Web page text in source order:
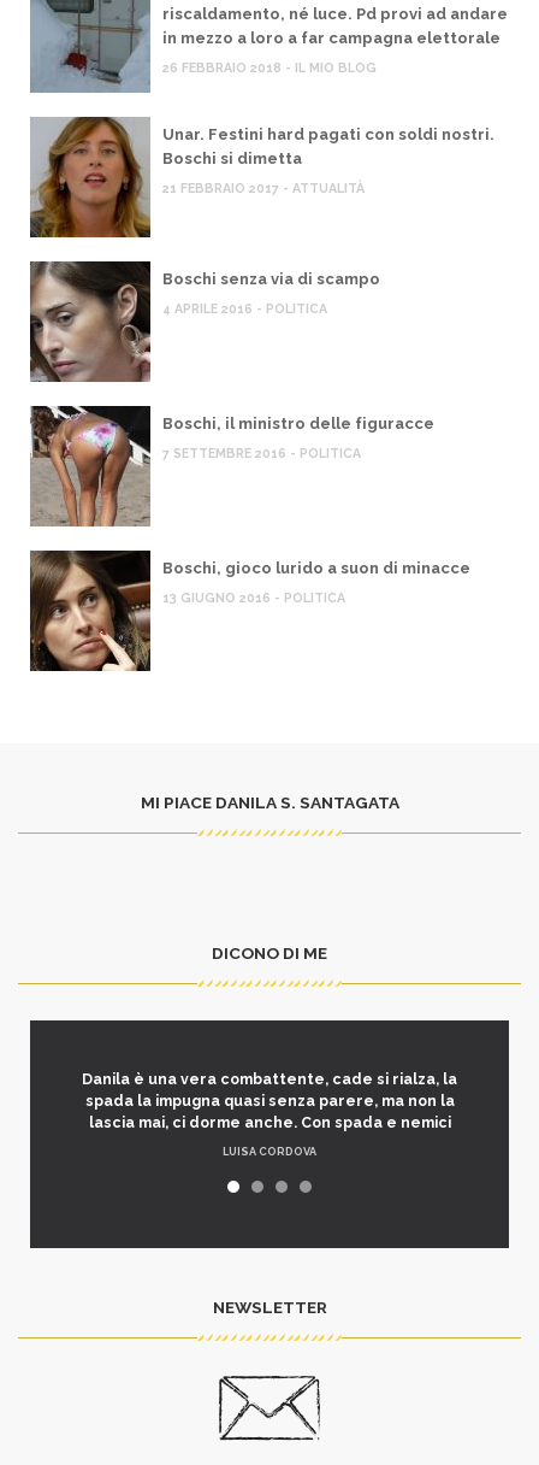
riscaldamento, né luce. Pd provi ad andare
in mezzo a loro a far campagna elettorale
26 FEBBRAIO 2018 - IL MIO BLOG
Unar. Festini hard pagati con soldi nostri.
Boschi si dimetta
21 FEBBRAIO 2017 - ATTUALITÀ
Boschi senza via di scampo
4 APRILE 2016 - POLITICA
Boschi, il ministro delle figuracce
7 SETTEMBRE 2016 - POLITICA
Boschi, gioco lurido a suon di minacce
13 GIUGNO 2016 - POLITICA
MI PIACE DANILA S. SANTAGATA
DICONO DI ME
Danila è una vera combattente, cade si rialza, la
spada la impugna quasi senza parere, ma non la
lascia mai, ci dorme anche. Con spada e nemici
LUISA CORDOVA
NEWSLETTER